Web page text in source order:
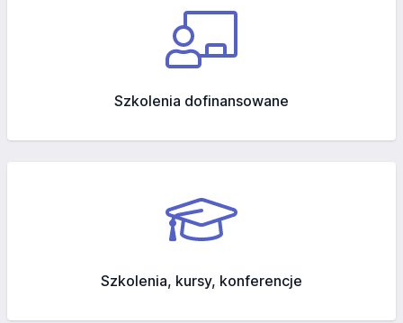
Szkolenia dofinansowane
Szkolenia, kursy, konferencje